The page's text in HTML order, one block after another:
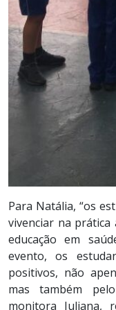
Para Natália, “os
vivenciar na prática
educação em
evento, os
positivos, não
mas também
monitora Juliana,